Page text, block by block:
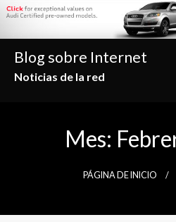
Saltar
contenido
Blog sobre Internet
Noticias de la red
Mes:
PÁGINA DE INICIO